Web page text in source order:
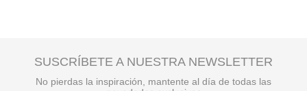
SUSCRÍBETE A NUESTRA NEWSLETTER
No pierdas la inspiración, mantente al día de todas las